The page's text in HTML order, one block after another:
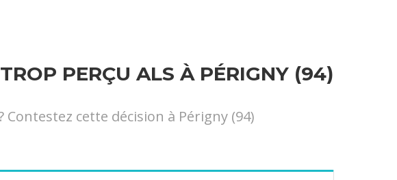
PERÇU ALS À PÉRIGNY (94)
cette décision à Périgny (94)